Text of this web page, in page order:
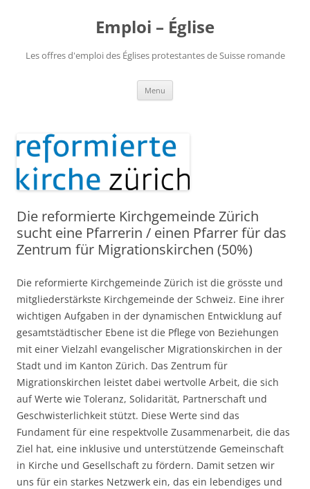
Emploi – Église
Les offres d'emploi des Églises protestantes de Suisse romande
Menu
Die reformierte Kirchgemeinde Zürich
sucht eine Pfarrerin / einen Pfarrer für das
Zentrum für Migrationskirchen (50%)
Die reformierte Kirchgemeinde Zürich ist die grösste und
mitgliederstärkste Kirchgemeinde der Schweiz. Eine ihrer
wichtigen Aufgaben in der dynamischen Entwicklung auf
gesamtstädtischer Ebene ist die Pflege von Beziehungen
mit einer Vielzahl evangelischer Migrationskirchen in der
Stadt und im Kanton Zürich. Das Zentrum für
Migrationskirchen leistet dabei wertvolle Arbeit, die sich
auf Werte wie Toleranz, Solidarität, Partnerschaft und
Geschwisterlichkeit stützt. Diese Werte sind das
Fundament für eine respektvolle Zusammenarbeit, die das
Ziel hat, eine inklusive und unterstützende Gemeinschaft
in Kirche und Gesellschaft zu fördern. Damit setzen wir
uns für ein starkes Netzwerk ein, das ein lebendiges und